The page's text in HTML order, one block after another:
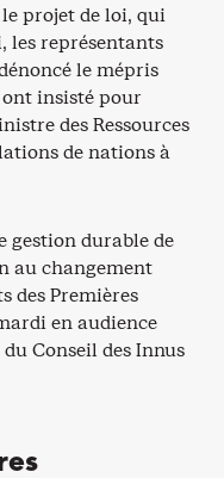
projet de loi, qui
les représentants
le mépris
insisté pour
des Ressources
de nations à
gestion durable de
au changement
des Premières
en audience
Conseil des Innus